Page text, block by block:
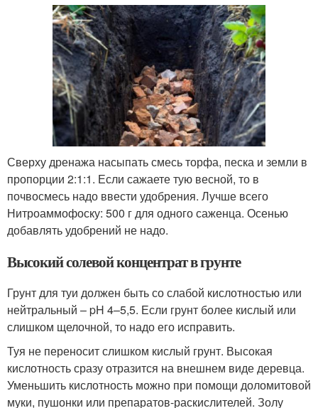
Сверху дренажа насыпать смесь торфа, песка и земли в
пропорции 2:1:1. Если сажаете тую весной, то в
почвосмесь надо ввести удобрения. Лучше всего
Нитроаммофоску: 500 г для одного саженца. Осенью
добавлять удобрений не надо.
Высокий солевой концентрат в грунте
Грунт для туи должен быть со слабой кислотностью или
нейтральный – pH 4–5,5. Если грунт более кислый или
слишком щелочной, то надо его исправить.
Туя не переносит слишком кислый грунт. Высокая
кислотность сразу отразится на внешнем виде деревца.
Уменьшить кислотность можно при помощи доломитовой
муки, пушонки или препаратов-раскислителей. Золу